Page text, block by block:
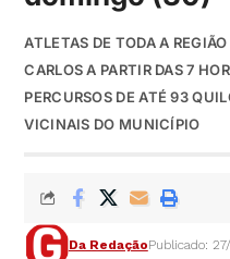
ATLETAS DE TODA A
CARLOS A PARTIR DAS 7
PERCURSOS DE ATÉ 93
VICINAIS DO MUNICÍPIO
Da RedaçãoPublicado: